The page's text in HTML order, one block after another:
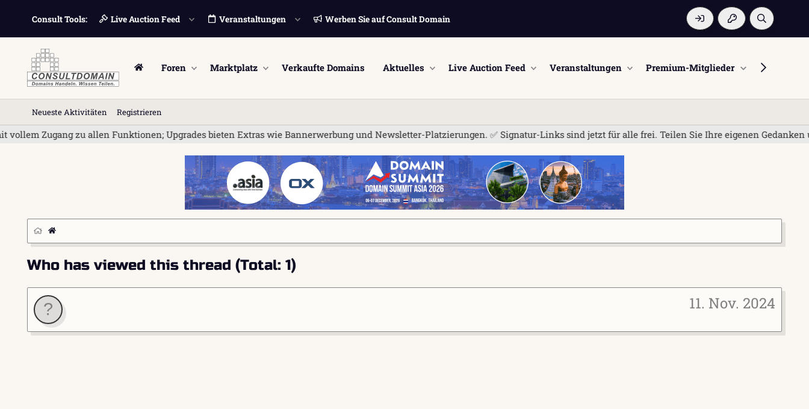
Consult Tools: Live Auction Feed Veranstaltungen Werben Sie auf Consult Domain
Foren Marktplatz Verkaufte Domains Aktuelles Live Auction Feed Veranstaltungen Premium-Mitglieder Mitglieder
Neueste Aktivitäten Registrieren
Zugang zu allen Funktionen; Upgrades bieten Extras wie Bannerwerbung und Newsletter-Platzierungen. ✅ Signatur-Links sind jetzt für alle frei. Teilen Sie Ihre eigenen Gedanken und
Who has viewed this thread (Total: 1)
11. Nov. 2024